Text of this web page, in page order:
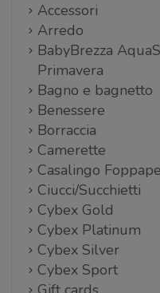
Accessori
Arredo
BabyBrezza
Primavera
Bagno e bagnetto
Benessere
Borraccia
Camerette
Casalingo
Ciucci/Succhietti
Cybex Gold
Cybex Platinum
Cybex Silver
Cybex Sport